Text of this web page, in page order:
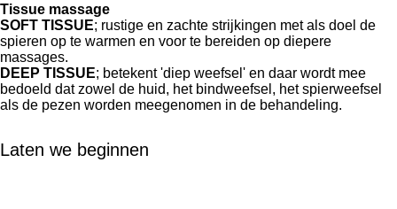
Tissue massage
SOFT TISSUE; rustige en zachte strijkingen met als doel de
spieren op te warmen en voor te bereiden op diepere
massages.
DEEP TISSUE; betekent 'diep weefsel' en daar wordt mee
bedoeld dat zowel de huid, het bindweefsel, het spierweefsel
als de pezen worden meegenomen in de behandeling.
Laten we beginnen